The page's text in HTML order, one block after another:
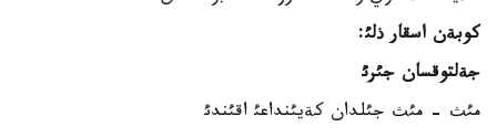
كوبةن اسقار ذلئ:
جةلتوقسان جئرئ
مئث - مئث جئلدان كةيئنداعئ اقئندئ